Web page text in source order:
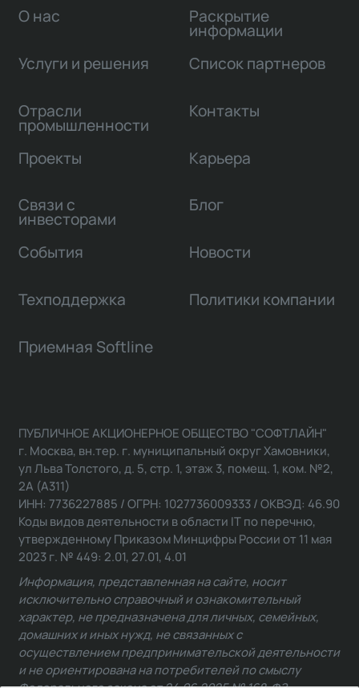
О нас
Услуги и решения
Отрасли
промышленности
Проекты
Связи с
инвесторами
Раскрытие
информации
Список партнеров
Контакты
Карьера
Блог
События Новости
Техподдержка Политики компании
Приемная Softline
ПУБЛИЧНОЕ АКЦИОНЕРНОЕ ОБЩЕСТВО "СОФТЛАЙН"
г. Москва, вн.тер. г. муниципальный округ Хамовники,
ул Льва Толстого, д. 5, стр. 1, этаж 3, помещ. 1, ком. №2,
2А (А311)
ИНН: 7736227885 / ОГРН: 1027736009333 / ОКВЭД: 46.90
Коды видов деятельности в области IT по перечню,
утвержденному Приказом Минцифры России от 11 мая
2023 г. № 449: 2.01, 27.01, 4.01
Информация, представленная на сайте, носит
исключительно справочный и ознакомительный
характер, не предназначена для личных, семейных,
домашних и иных нужд, не связанных с
осуществлением предпринимательской деятельности
и не ориентирована на потребителей по смыслу